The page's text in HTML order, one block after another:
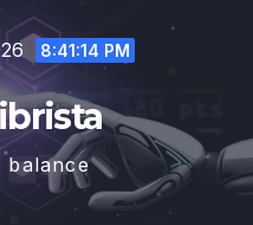
8:41:15 PM
balance